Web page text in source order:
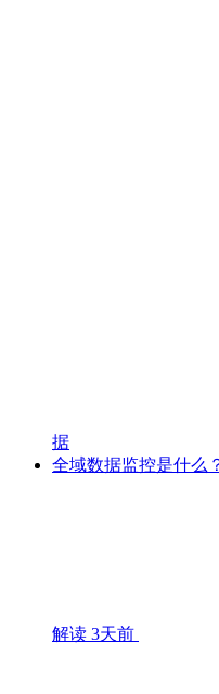
据
全域数据监控是什么
解读 3天前